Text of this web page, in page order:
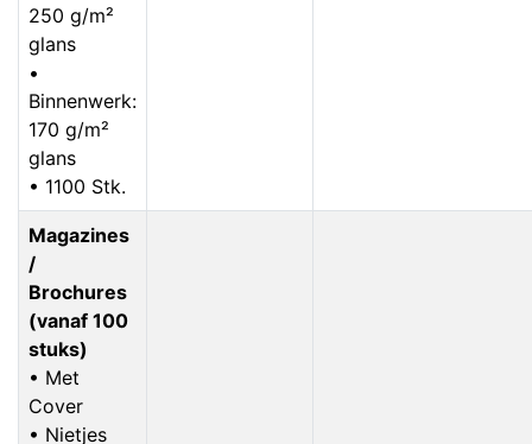
250 g/m²
glans
•
Binnenwerk:
170 g/m²
glans
• 1100 Stk.
Magazines
/
Brochures
(vanaf 100
stuks)
• Met
Cover
• Nietjes